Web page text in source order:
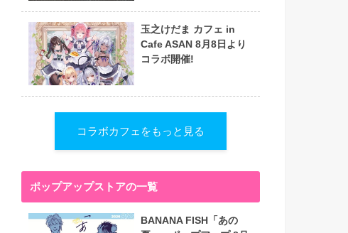
玉之けだま カフェ in
Cafe ASAN 8月8日より
コラボ開催!
コラボカフェをもっと見る
ポップアップストアの一覧
BANANA FISH「あの